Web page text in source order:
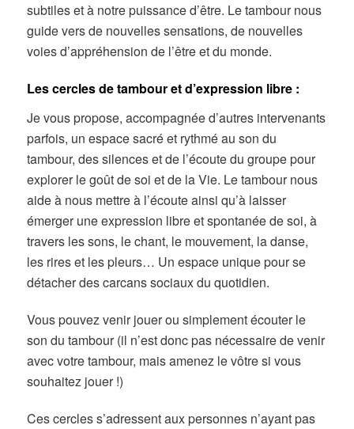
subtiles et à notre puissance d’être. Le tambour nous
guide vers de nouvelles sensations, de nouvelles
voies d’appréhension de l’être et du monde.
Les cercles de tambour et d’expression libre :
Je vous propose, accompagnée d’autres intervenants
parfois, un espace sacré et rythmé au son du
tambour, des silences et de l’écoute du groupe pour
explorer le goût de soi et de la Vie. Le tambour nous
aide à nous mettre à l’écoute ainsi qu’à laisser
émerger une expression libre et spontanée de soi, à
travers les sons, le chant, le mouvement, la danse,
les rires et les pleurs… Un espace unique pour se
détacher des carcans sociaux du quotidien.
Vous pouvez venir jouer ou simplement écouter le
son du tambour (il n’est donc pas nécessaire de venir
avec votre tambour, mais amenez le vôtre si vous
souhaitez jouer !)
Ces cercles s’adressent aux personnes n’ayant pas